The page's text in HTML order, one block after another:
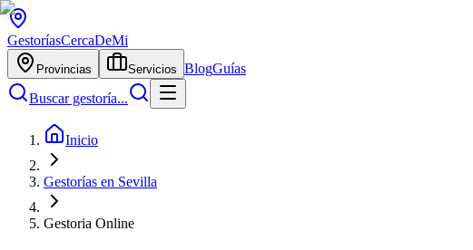
GestoríasCercaDeMi
Provincias Servicios BlogGuías
Buscar gestoría...
Inicio
Gestorías en Sevilla
Gestoria Online